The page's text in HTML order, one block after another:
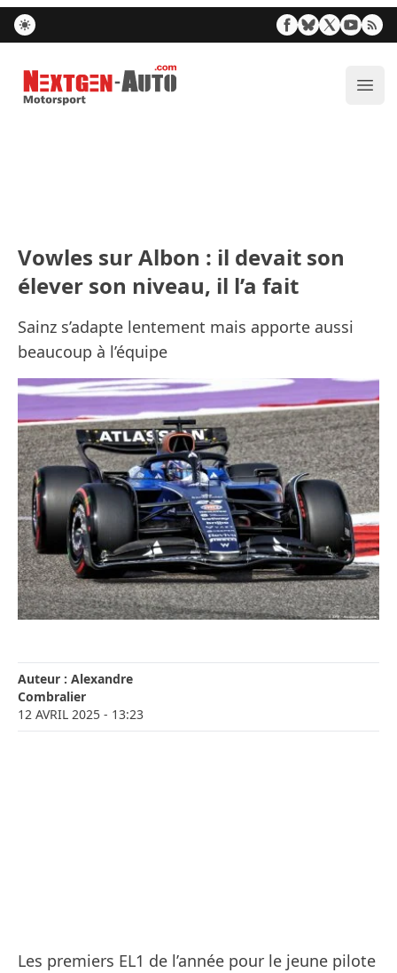
Nextgen-Auto.com
Vowles sur Albon : il devait son
élever son niveau, il l’a fait
Sainz s’adapte lentement mais apporte aussi
beaucoup à l’équipe
Auteur : Alexandre
Combralier
12 AVRIL 2025 - 13:23
Les premiers EL1 de l’année pour le jeune pilote